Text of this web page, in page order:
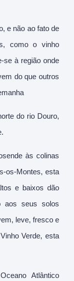
e não ao fato de
como o vinho
se à região onde
do que outros
do rio Douro,
às colinas
os-Montes, esta
e baixos dão
aos seus solos
leve, fresco e
Verde, esta
Atlântico